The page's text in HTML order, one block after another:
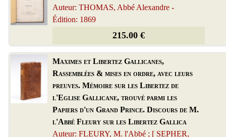
Auteur: THOMAS, Abbé Alexandre -
Édition: 1869
215.00 €
Maximes et Libertez Gallicanes,
Rassemblées & mises en ordre, avec leurs
preuves. Mémoire sur les Libertez de
l'Eglise Gallicane, trouvé parmi les
Papiers d'un Grand Prince. Discours de M.
l'Abbé Fleury sur les Libertez Gallica
Auteur: FLEURY, M. l'Abbé ; [ SEPHER,